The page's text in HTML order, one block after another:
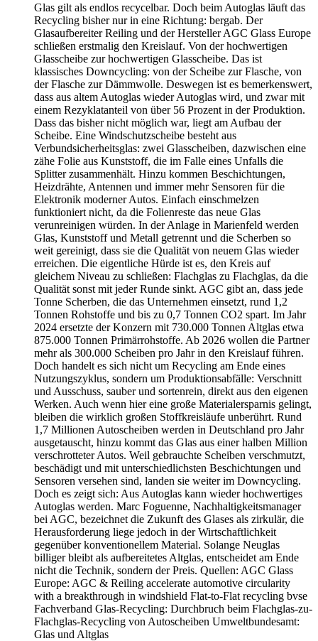
Glas gilt als endlos recycelbar. Doch beim Autoglas läuft das
Recycling bisher nur in eine Richtung: bergab. Der
Glasaufbereiter Reiling und der Hersteller AGC Glass Europe
schließen erstmalig den Kreislauf. Von der hochwertigen
Glasscheibe zur hochwertigen Glasscheibe. Das ist
klassisches Downcycling: von der Scheibe zur Flasche, von
der Flasche zur Dämmwolle. Deswegen ist es bemerkenswert,
dass aus altem Autoglas wieder Autoglas wird, und zwar mit
einem Rezyklatanteil von über 56 Prozent in der Produktion.
Dass das bisher nicht möglich war, liegt am Aufbau der
Scheibe. Eine Windschutzscheibe besteht aus
Verbundsicherheitsglas: zwei Glasscheiben, dazwischen eine
zähe Folie aus Kunststoff, die im Falle eines Unfalls die
Splitter zusammenhält. Hinzu kommen Beschichtungen,
Heizdrähte, Antennen und immer mehr Sensoren für die
Elektronik moderner Autos. Einfach einschmelzen
funktioniert nicht, da die Folienreste das neue Glas
verunreinigen würden. In der Anlage in Marienfeld werden
Glas, Kunststoff und Metall getrennt und die Scherben so
weit gereinigt, dass sie die Qualität von neuem Glas wieder
erreichen. Die eigentliche Hürde ist es, den Kreis auf
gleichem Niveau zu schließen: Flachglas zu Flachglas, da die
Qualität sonst mit jeder Runde sinkt. AGC gibt an, dass jede
Tonne Scherben, die das Unternehmen einsetzt, rund 1,2
Tonnen Rohstoffe und bis zu 0,7 Tonnen CO2 spart. Im Jahr
2024 ersetzte der Konzern mit 730.000 Tonnen Altglas etwa
875.000 Tonnen Primärrohstoffe. Ab 2026 wollen die Partner
mehr als 300.000 Scheiben pro Jahr in den Kreislauf führen.
Doch handelt es sich nicht um Recycling am Ende eines
Nutzungszyklus, sondern um Produktionsabfälle: Verschnitt
und Ausschuss, sauber und sortenrein, direkt aus den eigenen
Werken. Auch wenn hier eine große Materialersparnis gelingt,
bleiben die wirklich großen Stoffkreisläufe unberührt. Rund
1,7 Millionen Autoscheiben werden in Deutschland pro Jahr
ausgetauscht, hinzu kommt das Glas aus einer halben Million
verschrotteter Autos. Weil gebrauchte Scheiben verschmutzt,
beschädigt und mit unterschiedlichsten Beschichtungen und
Sensoren versehen sind, landen sie weiter im Downcycling.
Doch es zeigt sich: Aus Autoglas kann wieder hochwertiges
Autoglas werden. Marc Foguenne, Nachhaltigkeitsmanager
bei AGC, bezeichnet die Zukunft des Glases als zirkulär, die
Herausforderung liege jedoch in der Wirtschaftlichkeit
gegenüber konventionellem Material. Solange Neuglas
billiger bleibt als aufbereitetes Altglas, entscheidet am Ende
nicht die Technik, sondern der Preis. Quellen: AGC Glass
Europe: AGC & Reiling accelerate automotive circularity
with a breakthrough in windshield Flat-to-Flat recycling bvse
Fachverband Glas-Recycling: Durchbruch beim Flachglas-zu-
Flachglas-Recycling von Autoscheiben Umweltbundesamt:
Glas und Altglas